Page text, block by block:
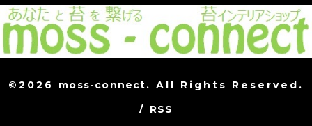
©2026 moss-connect. All Rights Reserved.
/ RSS